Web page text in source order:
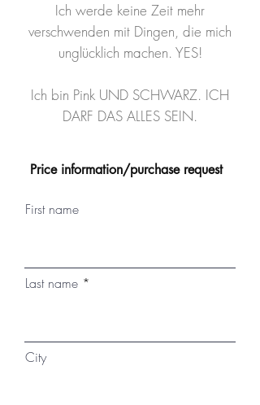
Ich werde keine Zeit mehr
verschwenden mit Dingen, die mich
unglücklich machen. YES!
Ich bin Pink UND SCHWARZ. ICH
DARF DAS ALLES SEIN.
Price information/purchase request
First name
Last name
City